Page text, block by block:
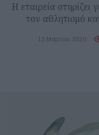
Η εταιρεία στηρίζει
τον αθλητισμό
13 Μαρτίου 2020